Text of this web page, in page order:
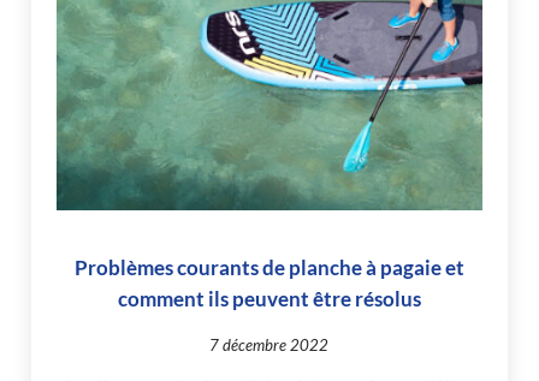
Problèmes courants de planche à pagaie et
comment ils peuvent être résolus
7 décembre 2022